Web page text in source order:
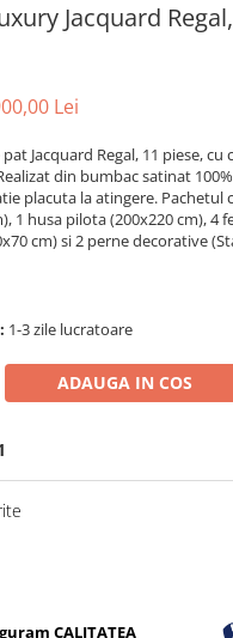
Jacquard
Lei
Jacquard Regal, 11 piese,
din bumbac satinat
placuta la atingere. Pachetul
1 husa pilota (200x220 cm), 4
cm) si 2 perne decorative
1-3 zile lucratoare
ADAUGA IN COS
CALITATEA